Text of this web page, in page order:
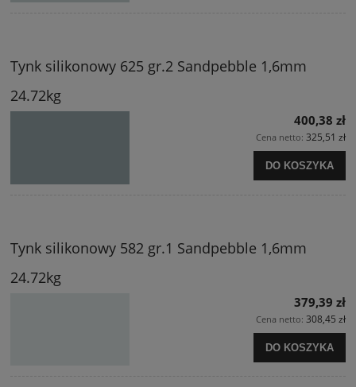
Tynk silikonowy 625 gr.2 Sandpebble 1,6mm
24.72kg
400,38 zł
Cena netto: 325,51 zł
DO KOSZYKA
Tynk silikonowy 582 gr.1 Sandpebble 1,6mm
24.72kg
379,39 zł
Cena netto: 308,45 zł
DO KOSZYKA